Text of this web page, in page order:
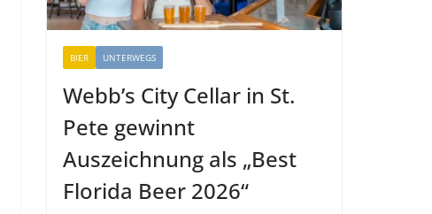
BIER UNTERWEGS
Webb’s City Cellar in St.
Pete gewinnt
Auszeichnung als „Best
Florida Beer 2026“